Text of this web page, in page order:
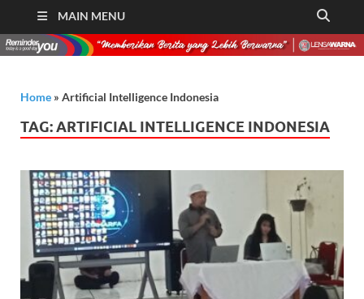
MAIN MENU
Home » Artificial Intelligence Indonesia
TAG:ARTIFICIAL INTELLIGENCE INDONESIA